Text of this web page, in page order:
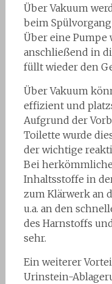
Über Vakuum
beim
Über eine Pumpe
anschließend in
füllt wieder den
Über Vakuum
effizient und
Aufgrund der
Toilette wurde
der wichtige
Bei
Inhaltsstoffe in
zum Klärwerk an
u.a. an den
des Harnstoffs
sehr.
Ein weiterer
Urinstein-